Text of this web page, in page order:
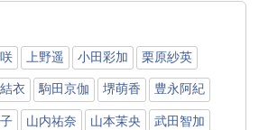
上野遥 小田彩加 栗原紗英
衣 駒田京伽 堺萌香 豊永阿紀
山内祐奈 山本茉央 武田智加